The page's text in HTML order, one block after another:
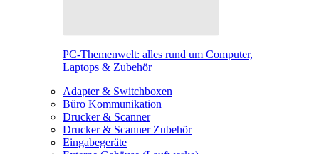
PC-Themenwelt: alles rund um Computer,
Laptops & Zubehör
Adapter & Switchboxen
Büro Kommunikation
Drucker & Scanner
Drucker & Scanner Zubehör
Eingabegeräte